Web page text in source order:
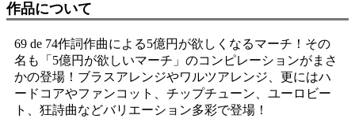
作品について
69 de 74作詞作曲による5億円が欲しくなるマーチ！その
名も「5億円が欲しいマーチ」のコンピレーションがまさ
かの登場！ブラスアレンジやワルツアレンジ、更にはハ
ードコアやファンコット、チップチューン、ユーロビー
ト、狂詩曲などバリエーション多彩で登場！